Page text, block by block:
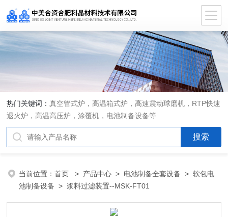
热门关键词：真空管式炉，高温箱式炉，高速震动球磨机，RTP快速
退火炉，高温高压炉，涂覆机，电池制备设备等
当前位置：首页 > 产品中心 > 电池制备全套设备 >软包电
池制备设备 > 浆料过滤装置--MSK-FT01